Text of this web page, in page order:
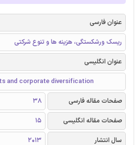
عنوان فارسی
ریسک ورشکستگی، هزینه ها و تنوع شرکتی
عنوان انگلیسی
and corporate diversification
صفحات مقاله فارسی
38
صفحات مقاله انگلیسی
15
سال انتشار
2013